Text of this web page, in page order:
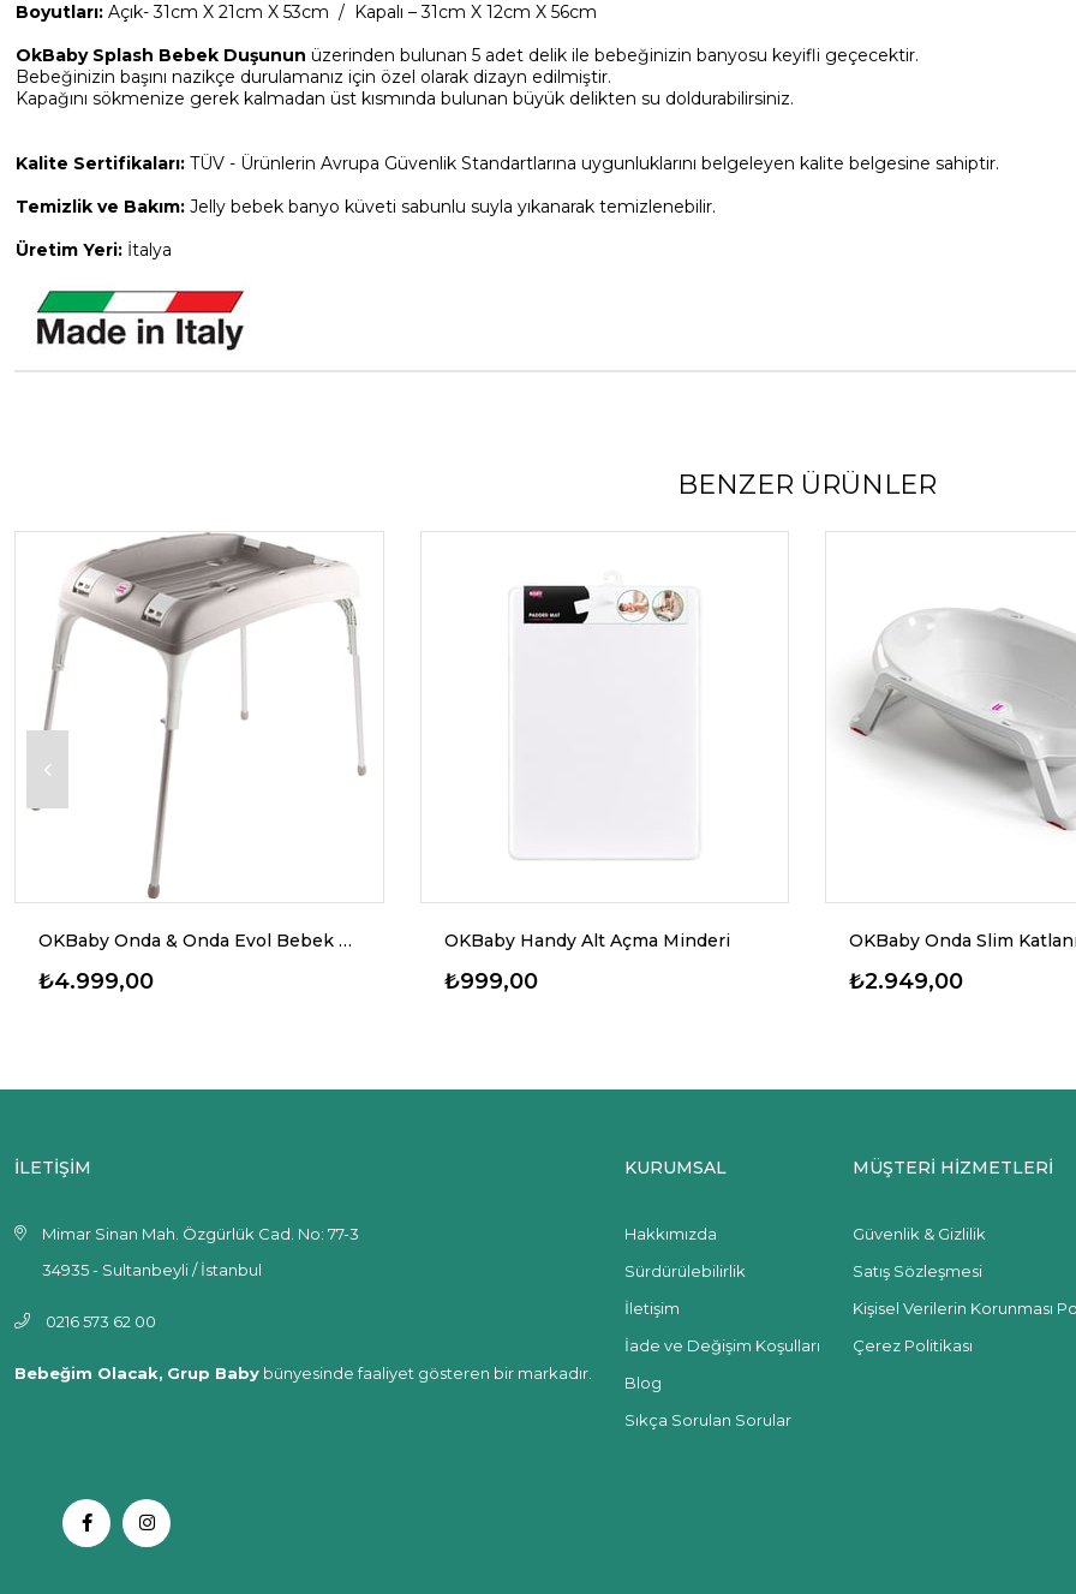
Boyutları: Açık- 31cm X 21cm X 53cm / Kapalı – 31cm X 12cm X 56cm
OkBaby Splash Bebek Duşunun üzerinden bulunan 5 adet delik ile bebeğinizin banyosu keyifli geçecektir.
Bebeğinizin başını nazikçe durulamanız için özel olarak dizayn edilmiştir.
Kapağını sökmenize gerek kalmadan üst kısmında bulunan büyük delikten su doldurabilirsiniz.
Kalite Sertifikaları: TÜV - Ürünlerin Avrupa Güvenlik Standartlarına uygunluklarını belgeleyen kalite belgesine sahiptir.
Temizlik ve Bakım: Jelly bebek banyo küveti sabunlu suyla yıkanarak temizlenebilir.
Üretim Yeri: İtalya
BENZER ÜRÜNLER
OKBaby Onda & Onda Evol Bebek Küvet Taşıyıcı
₺4.999,00
OKBaby Handy Alt Açma Minderi
₺999,00 ₺2.949,00
İLETİŞİM
Mimar Sinan Mah. Özgürlük Cad. No: 77-3
34935 - Sultanbeyli / İstanbul
0216 573 62 00
Bebeğim Olacak, Grup Baby bünyesinde faaliyet gösteren bir markadır.
KURUMSAL
Hakkımızda
Sürdürülebilirlik
İletişim
İade ve Değişim Koşulları
Blog
Sıkça Sorulan Sorular
MÜŞTERİ HİZMETLERİ
Güvenlik & Gizlilik
Satış Sözleşmesi
Kişisel Verilerin Korunması
Çerez Politikası